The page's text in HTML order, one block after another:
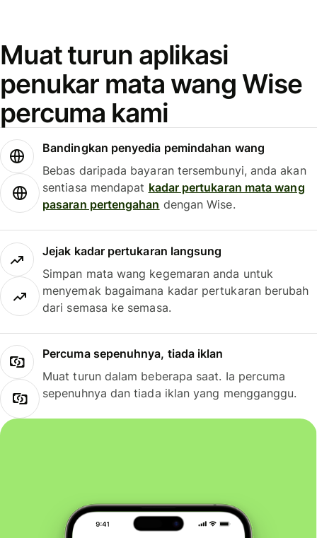
Muat turun aplikasi
penukar mata wang Wise
percuma kami
Bandingkan penyedia pemindahan wang
Bebas daripada bayaran tersembunyi, anda akan
sentiasa mendapat kadar pertukaran mata wang
pasaran pertengahan dengan Wise.
Jejak kadar pertukaran langsung
Simpan mata wang kegemaran anda untuk
menyemak bagaimana kadar pertukaran berubah
dari semasa ke semasa.
Percuma sepenuhnya, tiada iklan
Muat turun dalam beberapa saat. Ia percuma
sepenuhnya dan tiada iklan yang mengganggu.